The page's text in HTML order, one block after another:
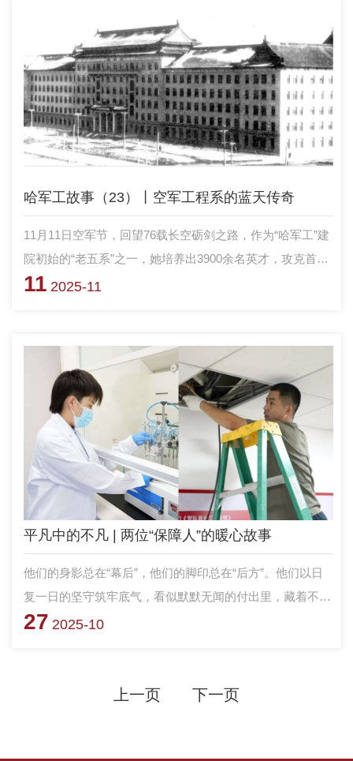
哈军工故事（23）丨空军工程系的蓝天传奇
11月11日空军节，回望76载长空砺剑之路，作为“哈军工”建
院初始的“老五系”之一，她培养出3900余名英才，攻克首个
风洞群、高速歼击机等国防重点科研难题，分建衍生多所院
11 2025-11
平凡中的不凡 | 两位“保障人”的暖心故事
他们的身影总在“幕后”，他们的脚印总在“后方”。他们以日
复一日的坚守筑牢底气，看似默默无闻的付出里，藏着不凡
的担当与力量。今天就让我们走近两位可爱的“保障人”，读
27 2025-10
上一页 下一页